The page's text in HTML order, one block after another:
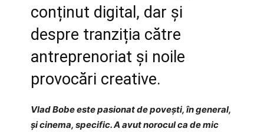
conținut digital, dar și
despre tranziția către
antreprenoriat și noile
provocări creative.
Vlad Bobe este pasionat de povești, în general,
și cinema, specific. A avut norocul ca de mic